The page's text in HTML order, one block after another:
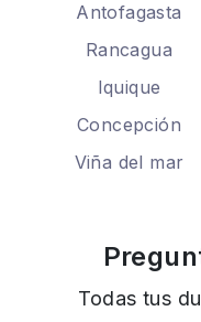
Antofagasta
Rancagua
Iquique
Concepción
Viña del mar
Todas tus